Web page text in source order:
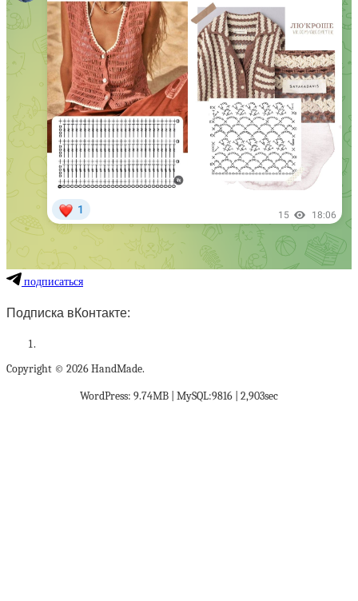
подписаться
Подписка вКонтакте:
Copyright © 2026 HandMade.
WordPress: 9.74MB | MySQL:9816 | 2,903sec